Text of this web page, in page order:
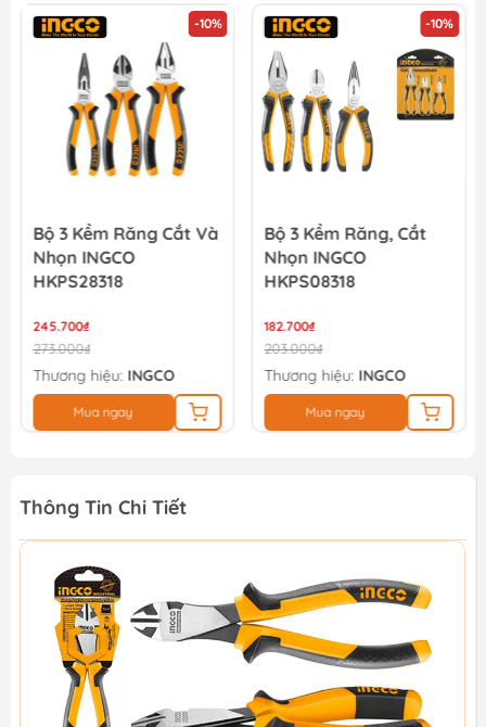
-10%
Bộ 3 Kềm Răng Cắt Và
Nhọn INGCO
HKPS28318
245.700₫
273.000₫
Thương hiệu: INGCO
Mua ngay
-10%
Bộ 3 Kềm Răng, Cắt
Nhọn INGCO
HKPS08318
182.700₫
203.000₫
Thương hiệu: INGCO
Mua ngay
Thông Tin Chi Tiết